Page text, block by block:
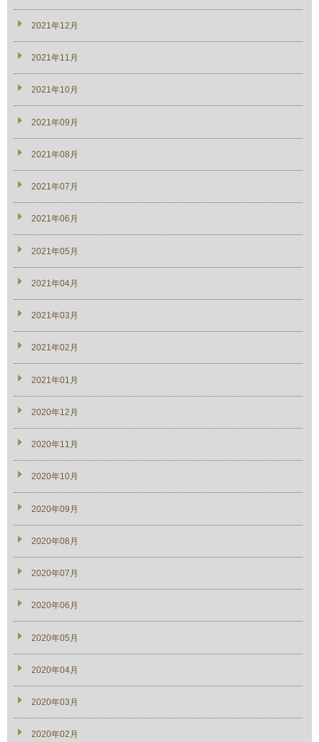
2021年12月
2021年11月
2021年10月
2021年09月
2021年08月
2021年07月
2021年06月
2021年05月
2021年04月
2021年03月
2021年02月
2021年01月
2020年12月
2020年11月
2020年10月
2020年09月
2020年08月
2020年07月
2020年06月
2020年05月
2020年04月
2020年03月
2020年02月